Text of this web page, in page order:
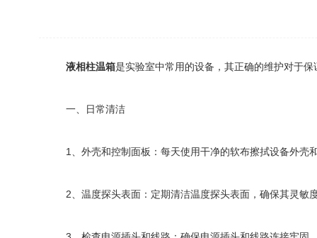
液相柱温箱是实验室中常用的设备，其正确的维护对于
一、日常清洁
1、外壳和控制面板：每天使用干净的软布擦拭设备外壳
2、温度探头表面：定期清洁温度探头表面，确保其灵敏